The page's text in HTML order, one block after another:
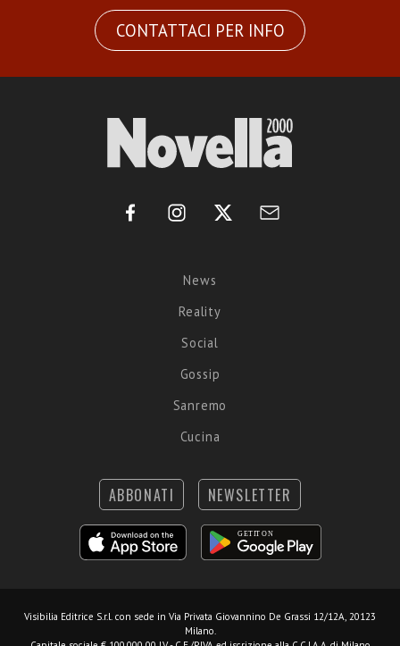
CONTATTACI PER INFO
News
Reality
Social
Gossip
Sanremo
Cucina
ABBONATI NEWSLETTER
Visibilia Editrice S.r.l. con sede in Via Privata Giovannino De Grassi 12/12A, 20123
Milano.